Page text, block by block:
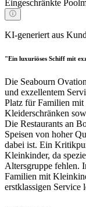
Eingeschränkte
KI-generiert aus
"Ein luxuriöses Schiff mit
Die Seabourn
und exzellentem
Platz für Familien
Kleiderschränken
Die Restaurants an
Speisen von hoher
dabei ist. Ein
Kleinkinder, da
Altersgruppe fehlen.
Familien mit
erstklassigen Service